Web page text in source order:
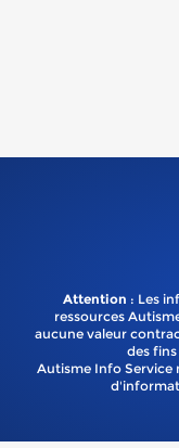
Attention : Les
ressources
aucune valeur
des
Autisme Info Service